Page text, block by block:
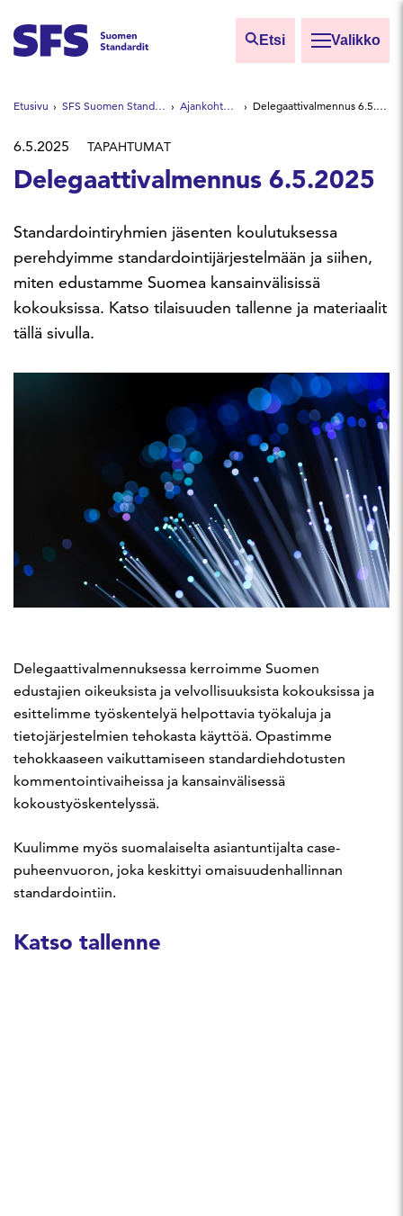
Etsi Valikko
Etsi sivuilta
Hae hakutermillä
Etusivu SFS Suomen Standardit Ajankohtaista Delegaattivalmennus 6.5.2025
6.5.2025 TAPAHTUMAT
Delegaattivalmennus 6.5.2025
Standardointiryhmien jäsenten koulutuksessa
perehdyimme standardointijärjestelmään ja siihen,
miten edustamme Suomea kansainvälisissä
kokouksissa. Katso tilaisuuden tallenne ja materiaalit
tällä sivulla.
Delegaattivalmennuksessa kerroimme Suomen
edustajien oikeuksista ja velvollisuuksista kokouksissa ja
esittelimme työskentelyä helpottavia työkaluja ja
tietojärjestelmien tehokasta käyttöä. Opastimme
tehokkaaseen vaikuttamiseen standardiehdotusten
kommentointivaiheissa ja kansainvälisessä
kokoustyöskentelyssä.
Kuulimme myös suomalaiselta asiantuntijalta case-
puheenvuoron, joka keskittyi omaisuudenhallinnan
standardointiin.
Katso tallenne